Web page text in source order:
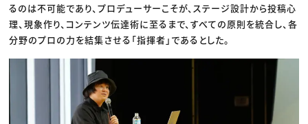
るのは不可能であり、プロデューサーこそが、ステージ設計から投稿心
理、現象作り、コンテンツ伝達術に至るまで、すべての原則を統合し、各
分野のプロの力を結集させる「指揮者」であるとした。